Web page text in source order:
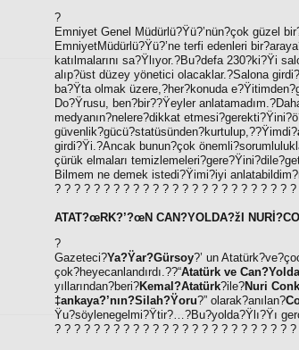
?
Emniyet Genel Müdürlü?Ÿü?’nün?çok güzel
EmniyetMüdürlü?Ÿü?’ne terfi edenleri
katılmalarını sa?Ÿlıyor.?Bu?defa 230?ki?Ÿi
alıp?üst düzey yönetici olacaklar.?Salona
ba?Ÿta olmak üzere,?her?konuda
Do?Ÿrusu, ben?bir??Ÿeyler
medyanın?nelere?dikkat
güvenlik?gücü?statüsünden?kurtulup,??Ÿimdi?
girdi?Ÿi.?Ancak bunun?çok
çürük elmaları
Bilmem ne demek istedi?Ÿimi?iyi
? ? ? ? ? ? ? ? ? ? ? ? ? ? ? ? ? ? ? ? ? ? ? ?
ATAT?œRK?’?œN CAN?YOLDA?žI
?
Gazeteci?Ya?Ÿar?Gürsoy?’ un
çok?heyecanlandırdı.??“Atatürk ve
yıllarından?beri?Kemal?Atatürk?ile?Nuri
‡ankaya?’nın?Silah?Ÿoru?” olarak?anılan?
Ÿu?söylenegelmi?Ÿtir?…?Bu?yolda?Ÿlı?Ÿı
? ? ? ? ? ? ? ? ? ? ? ? ? ? ? ? ? ? ? ? ? ? ? ?